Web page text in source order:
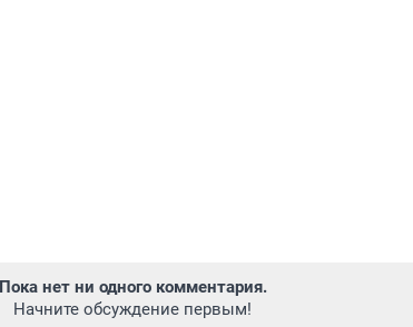
Пока нет ни одного комментария.
Начните обсуждение первым!